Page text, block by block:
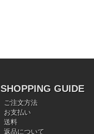
SHOPPING GUIDE
ご注文方法
お支払い
送料
返品について